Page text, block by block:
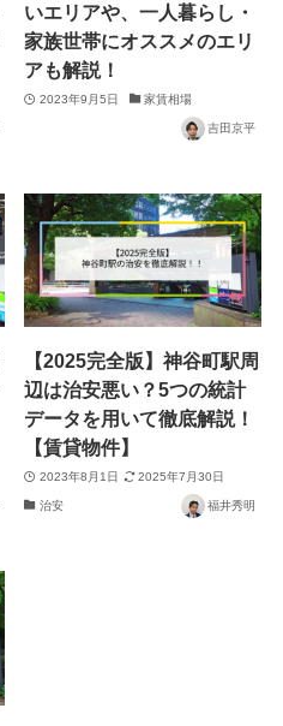
いエリアや、一人暮らし・
家族世帯にオススメのエリ
アも解説！
2023年9月5日 家賃相場
吉田京平
【2025完全版】神谷町駅周
辺は治安悪い？5つの統計
データを用いて徹底解説！
【賃貸物件】
2023年8月1日 2025年7月30日
治安 福井秀明